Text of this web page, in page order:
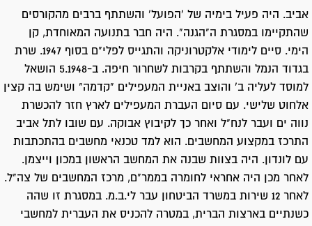
אביב. היה פעיל בימיה של 'הפועל' והשתתף ברבים מהקורסים
שהתקיימו במסגרת ה"הגנה". היה חבר בתנועה המאוחדת, קן
הימי. סיים לימודי אלקטרוניקה והתגייס לפלי"ם בסוף 1947. שרת
בגדוד הנמל והשתתף בקרבות לשחרור חיפה. ב-5.1948 הושאל
למוסד לעליה ב' והוצב באניית המעפילים "קדמה" ושימש בה קצין
אלחוט שלישי. עם סיום העברת המעפילים לארץ חזר להכשרת
נווה ים ועבר לנח"ל ואחר כך לקיבוץ אבוקה. עם שובו לתל אביב
התרכז במקצוע המחשבים. הוא למד טכנאי מחשבים בהתכתבות
עם לונדון. היה בצוות שבנה את המחשב הראשון במכון וייצמן.
לאחר מכן היה אחראי לחומרה בממר"ם, מרכז המחשבים של צה"ל.
לאחר 12 שירות במשרד הביטחון עבר לי.ב.מ. במסגרת זו שהה
כשנתיים בארצות הברית, במטרה להכניס את העברית למחשבי